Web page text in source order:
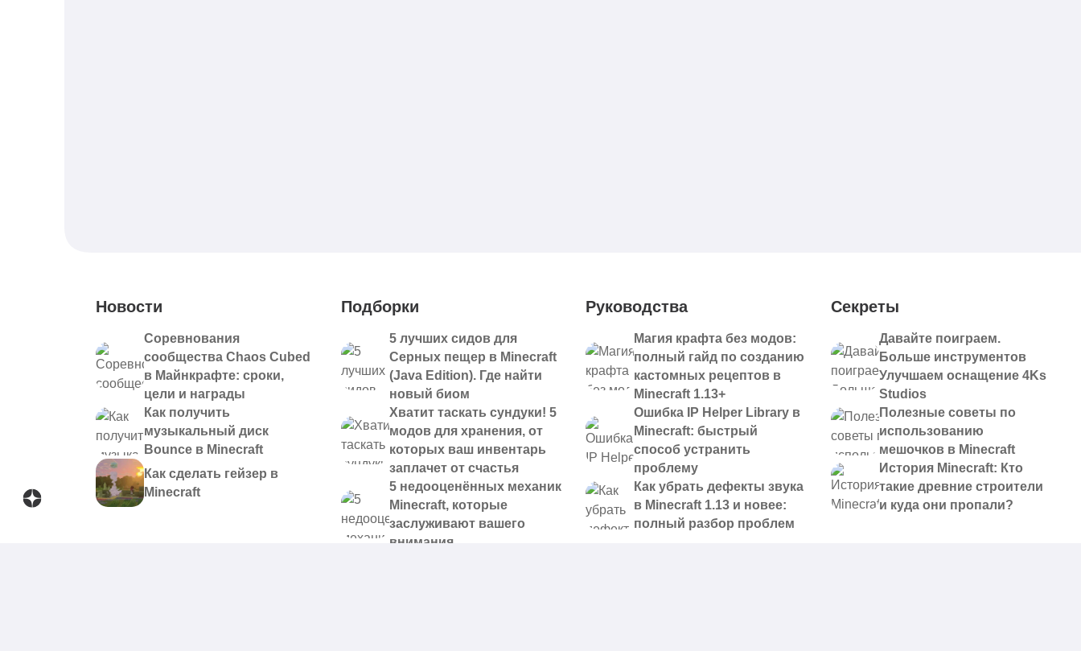
Новости
Соревнования
сообщества Chaos Cubed
в Майнкрафте: сроки,
цели и награды
Как получить
музыкальный диск
Bounce в Minecraft
Как сделать гейзер в
Minecraft
Подборки
5 лучших сидов для
Серных пещер в Minecraft
(Java Edition). Где найти
новый биом
Хватит таскать сундуки! 5
модов для хранения, от
которых ваш инвентарь
заплачет от счастья
5 недооценённых механик
Minecraft, которые
заслуживают вашего
внимания
Руководства
Магия крафта без модов:
полный гайд по созданию
кастомных рецептов в
Minecraft 1.13+
Ошибка IP Helper Library в
Minecraft: быстрый
способ устранить
проблему
Как убрать дефекты звука
в Minecraft 1.13 и новее:
полный разбор проблем
Секреты
Давайте поиграем.
Больше инструментов
Улучшаем оснащение 4Ks
Studios
Полезные советы по
использованию
мешочков в Minecraft
История Minecraft: Кто
такие древние строители
и куда они пропали?